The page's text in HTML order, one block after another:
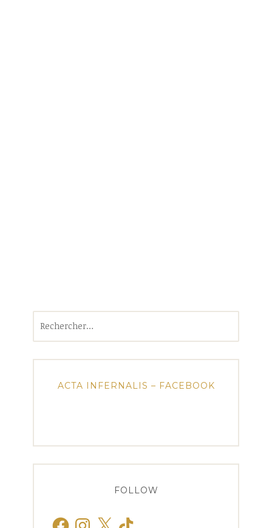
ACTA INFERNALIS – FACEBOOK
FOLLOW
FacebookInstagram
X TikTok